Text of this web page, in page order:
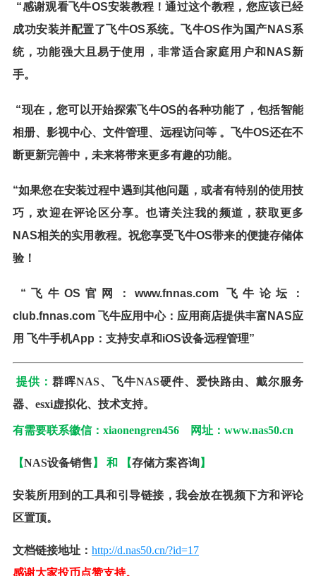
“感谢观看飞牛OS安装教程！通过这个教程，您应该已经
成功安装并配置了飞牛OS系统。飞牛OS作为国产NAS系
统，功能强大且易于使用，非常适合家庭用户和NAS新
手。
“现在，您可以开始探索飞牛OS的各种功能了，包括智能
相册、影视中心、文件管理、远程访问等 。飞牛OS还在不
断更新完善中，未来将带来更多有趣的功能。
“如果您在安装过程中遇到其他问题，或者有特别的使用技
巧，欢迎在评论区分享。也请关注我的频道，获取更多
NAS相关的实用教程。祝您享受飞牛OS带来的便捷存储体
验！
“飞牛OS官网：www.fnnas.com 飞牛论坛：
club.fnnas.com 飞牛应用中心：应用商店提供丰富NAS应
用 飞牛手机App：支持安卓和iOS设备远程管理”
提供： 群晖NAS、飞牛NAS硬件、爱快路由、戴尔服务
器、esxi虚拟化、技术支持。
有需要联系徽信：xiaonengren456 网址：www.nas50.cn
【NAS设备销售 】 和 【存储方案咨询】
安装所用到的工具和引导链接，我会放在视频下方和评论
区置顶。
文档链接地址： http://d.nas50.cn/?id=17
感谢大家投币点赞支持。